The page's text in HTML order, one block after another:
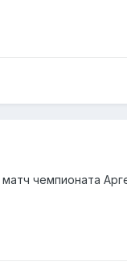
чемпионата